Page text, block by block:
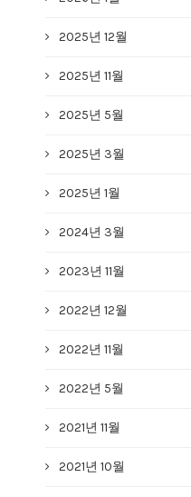
2025년 12월
2025년 11월
2025년 5월
2025년 3월
2025년 1월
2024년 3월
2023년 11월
2022년 12월
2022년 11월
2022년 5월
2021년 11월
2021년 10월